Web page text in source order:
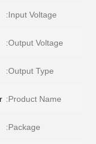
Input Voltage:
Output Voltage:
Output Type:
Product Name:
Package: